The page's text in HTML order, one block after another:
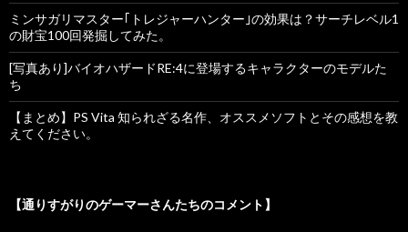
ミンサガリマスター｢トレジャーハンター｣の効果は？サーチレベル1
の財宝100回発掘してみた。
[写真あり]バイオハザードRE:4に登場するキャラクターのモデルた
ち
【まとめ】PS Vita 知られざる名作、オススメソフトとその感想を教
えてください。
【通りすがりのゲーマーさんたちのコメント】